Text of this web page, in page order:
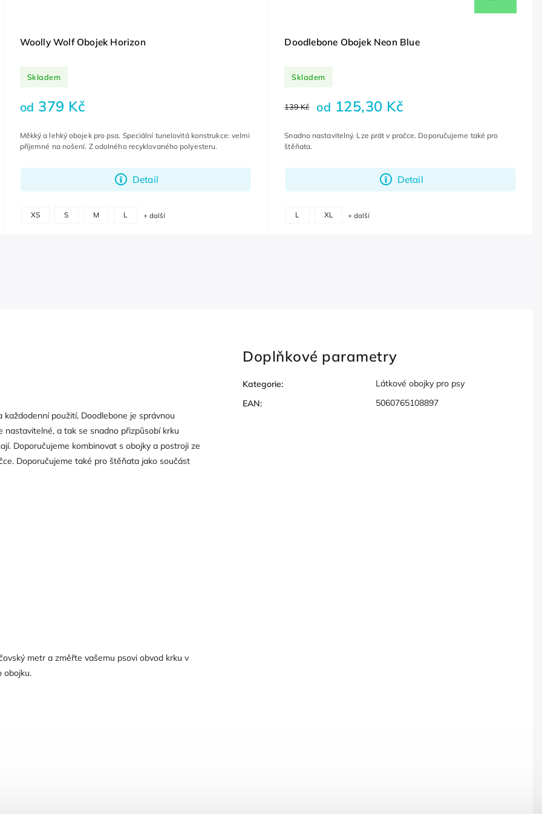
Woolly Wolf Obojek Horizon
Skladem
od 379 Kč
Detail
Měkký a lehký obojek pro psa. Speciální tunelovitá konstrukce: velmi
příjemné na nošení. Z odolného recyklovaného polyesteru.
XS S M L + další
Doodlebone Obojek Neon Blue
Skladem
139 Kč od 125,30 Kč
Detail
Snadno nastavitelný. Lze prát v pračce. Doporučujeme také pro
štěňata.
L XL + další
použití, Doodlebone je správnou
nastavitelné, a tak se snadno přizpůsobí krku
Doporučujeme kombinovat s obojky a postroji ze
Doporučujeme také pro štěňata jako součást
metr a změřte vašemu psovi obvod krku v
obojku.
Doplňkové parametry
Kategorie:
Látkové obojky pro psy
EAN: 5060765108897